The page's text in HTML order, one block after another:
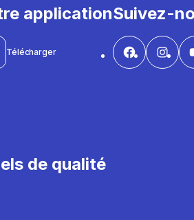
application
Télécharger
Suivez-
de qualité